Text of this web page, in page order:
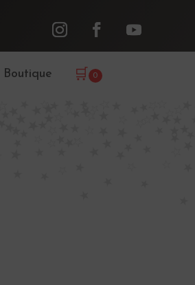
Boutique 🛒 0